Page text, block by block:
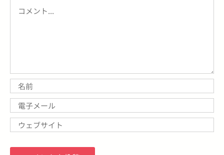
Comment